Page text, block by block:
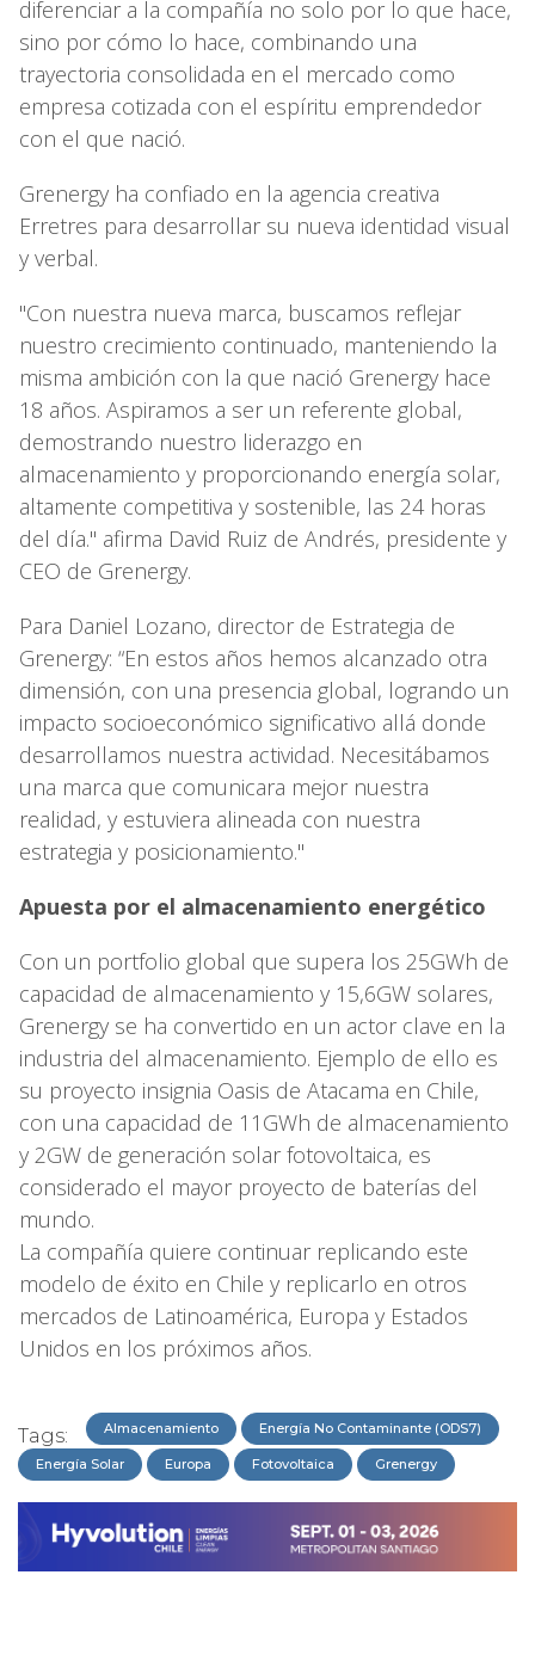
diferenciar a la compañía no solo por lo que hace,
sino por cómo lo hace, combinando una
trayectoria consolidada en el mercado como
empresa cotizada con el espíritu emprendedor
con el que nació.
Grenergy ha confiado en la agencia creativa
Erretres para desarrollar su nueva identidad visual
y verbal.
"Con nuestra nueva marca, buscamos reflejar
nuestro crecimiento continuado, manteniendo la
misma ambición con la que nació Grenergy hace
18 años. Aspiramos a ser un referente global,
demostrando nuestro liderazgo en
almacenamiento y proporcionando energía solar,
altamente competitiva y sostenible, las 24 horas
del día." afirma David Ruiz de Andrés, presidente y
CEO de Grenergy.
Para Daniel Lozano, director de Estrategia de
Grenergy: “En estos años hemos alcanzado otra
dimensión, con una presencia global, logrando un
impacto socioeconómico significativo allá donde
desarrollamos nuestra actividad. Necesitábamos
una marca que comunicara mejor nuestra
realidad, y estuviera alineada con nuestra
estrategia y posicionamiento."
Apuesta por el almacenamiento energético
Con un portfolio global que supera los 25GWh de
capacidad de almacenamiento y 15,6GW solares,
Grenergy se ha convertido en un actor clave en la
industria del almacenamiento. Ejemplo de ello es
su proyecto insignia Oasis de Atacama en Chile,
con una capacidad de 11GWh de almacenamiento
y 2GW de generación solar fotovoltaica, es
considerado el mayor proyecto de baterías del
mundo.
La compañía quiere continuar replicando este
modelo de éxito en Chile y replicarlo en otros
mercados de Latinoamérica, Europa y Estados
Unidos en los próximos años.
Tags: Almacenamiento Energía No Contaminante (ODS7)
Energía Solar Europa Fotovoltaica Grenergy